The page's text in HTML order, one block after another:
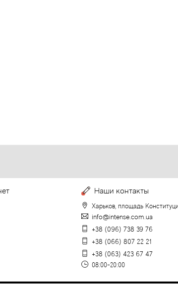
Наши контакты
Харьков, площадь
info@intense.com.ua
+38 (096) 738 39 76
+38 (066) 807 22 21
+38 (063) 423 67 47
08:00-20:00